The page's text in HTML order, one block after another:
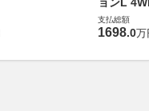
支払総額
1698.0万